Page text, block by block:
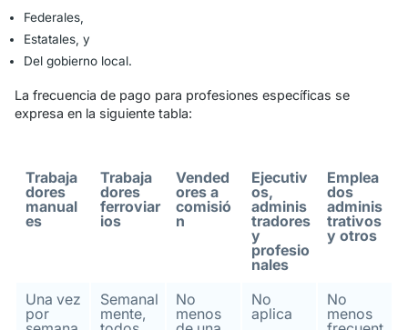
Federales,
Estatales, y
Del gobierno local.
La frecuencia de pago para profesiones específicas se
expresa en la siguiente tabla:
Trabaja
dores
manual
es
Trabaja
dores
ferroviar
ios
Vended
ores a
comisió
n
Ejecutiv
os,
adminis
tradores
y
profesio
nales
Emplea
dos
adminis
trativos
y otros
Una vez
por
Semanal
mente,
No
menos
No
aplica
No
menos